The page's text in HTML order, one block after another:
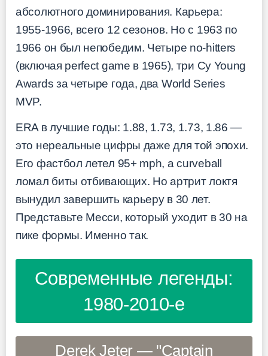
абсолютного доминирования. Карьера:
1955-1966, всего 12 сезонов. Но с 1963 по
1966 он был непобедим. Четыре no-hitters
(включая perfect game в 1965), три Cy Young
Awards за четыре года, два World Series
MVP.
ERA в лучшие годы: 1.88, 1.73, 1.73, 1.86 —
это нереальные цифры даже для той эпохи.
Его фастбол летел 95+ mph, а curveball
ломал биты отбивающих. Но артрит локтя
вынудил завершить карьеру в 30 лет.
Представьте Месси, который уходит в 30 на
пике формы. Именно так.
Современные легенды:
1980-2010-е
Derek Jeter — "Captain